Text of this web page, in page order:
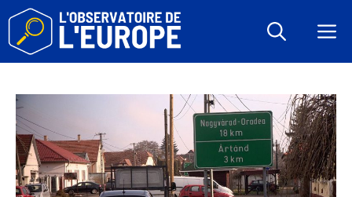
Aller
contenu